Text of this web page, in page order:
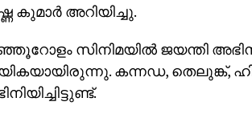
കുമാര്‍ അറിയിച്ചു.
സിനിമയില്‍ ജയന്തി
കന്നഡ, തെലുങ്ക്,